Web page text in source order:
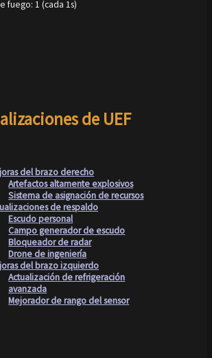
fuego: 1 (cada 1s)
de UEF
del brazo derecho
Artefactos altamente explosivos
Sistema de asignación de recursos
de respaldo
Escudo personal
Campo generador de escudo
Bloqueador de radar
Drone de ingeniería
del brazo izquierdo
Actualización de refrigeración
avanzada
Mejorador de rango del sensor